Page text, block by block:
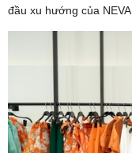
đầu xu hướng của NEVA.